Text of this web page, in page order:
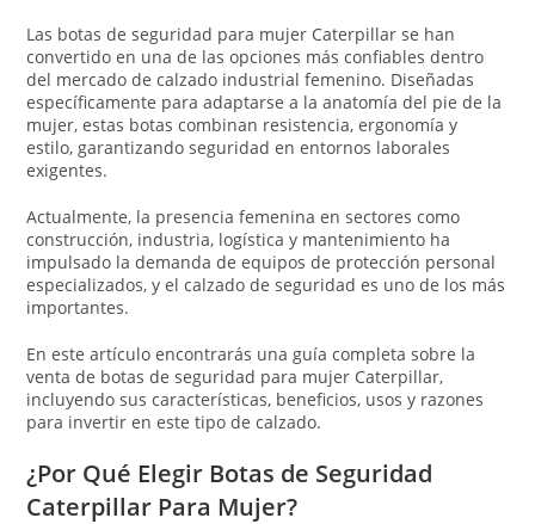
Las botas de seguridad para mujer Caterpillar se han
convertido en una de las opciones más confiables dentro
del mercado de calzado industrial femenino. Diseñadas
específicamente para adaptarse a la anatomía del pie de la
mujer, estas botas combinan resistencia, ergonomía y
estilo, garantizando seguridad en entornos laborales
exigentes.
Actualmente, la presencia femenina en sectores como
construcción, industria, logística y mantenimiento ha
impulsado la demanda de equipos de protección personal
especializados, y el calzado de seguridad es uno de los más
importantes.
En este artículo encontrarás una guía completa sobre la
venta de botas de seguridad para mujer Caterpillar,
incluyendo sus características, beneficios, usos y razones
para invertir en este tipo de calzado.
¿Por Qué Elegir Botas de Seguridad
Caterpillar Para Mujer?